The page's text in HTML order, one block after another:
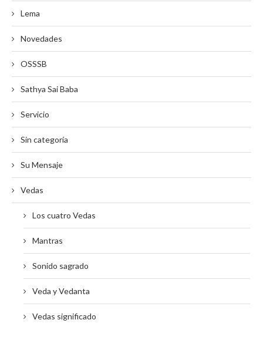
Lema
Novedades
OSSSB
Sathya Sai Baba
Servicio
Sin categoría
Su Mensaje
Vedas
Los cuatro Vedas
Mantras
Sonido sagrado
Veda y Vedanta
Vedas significado